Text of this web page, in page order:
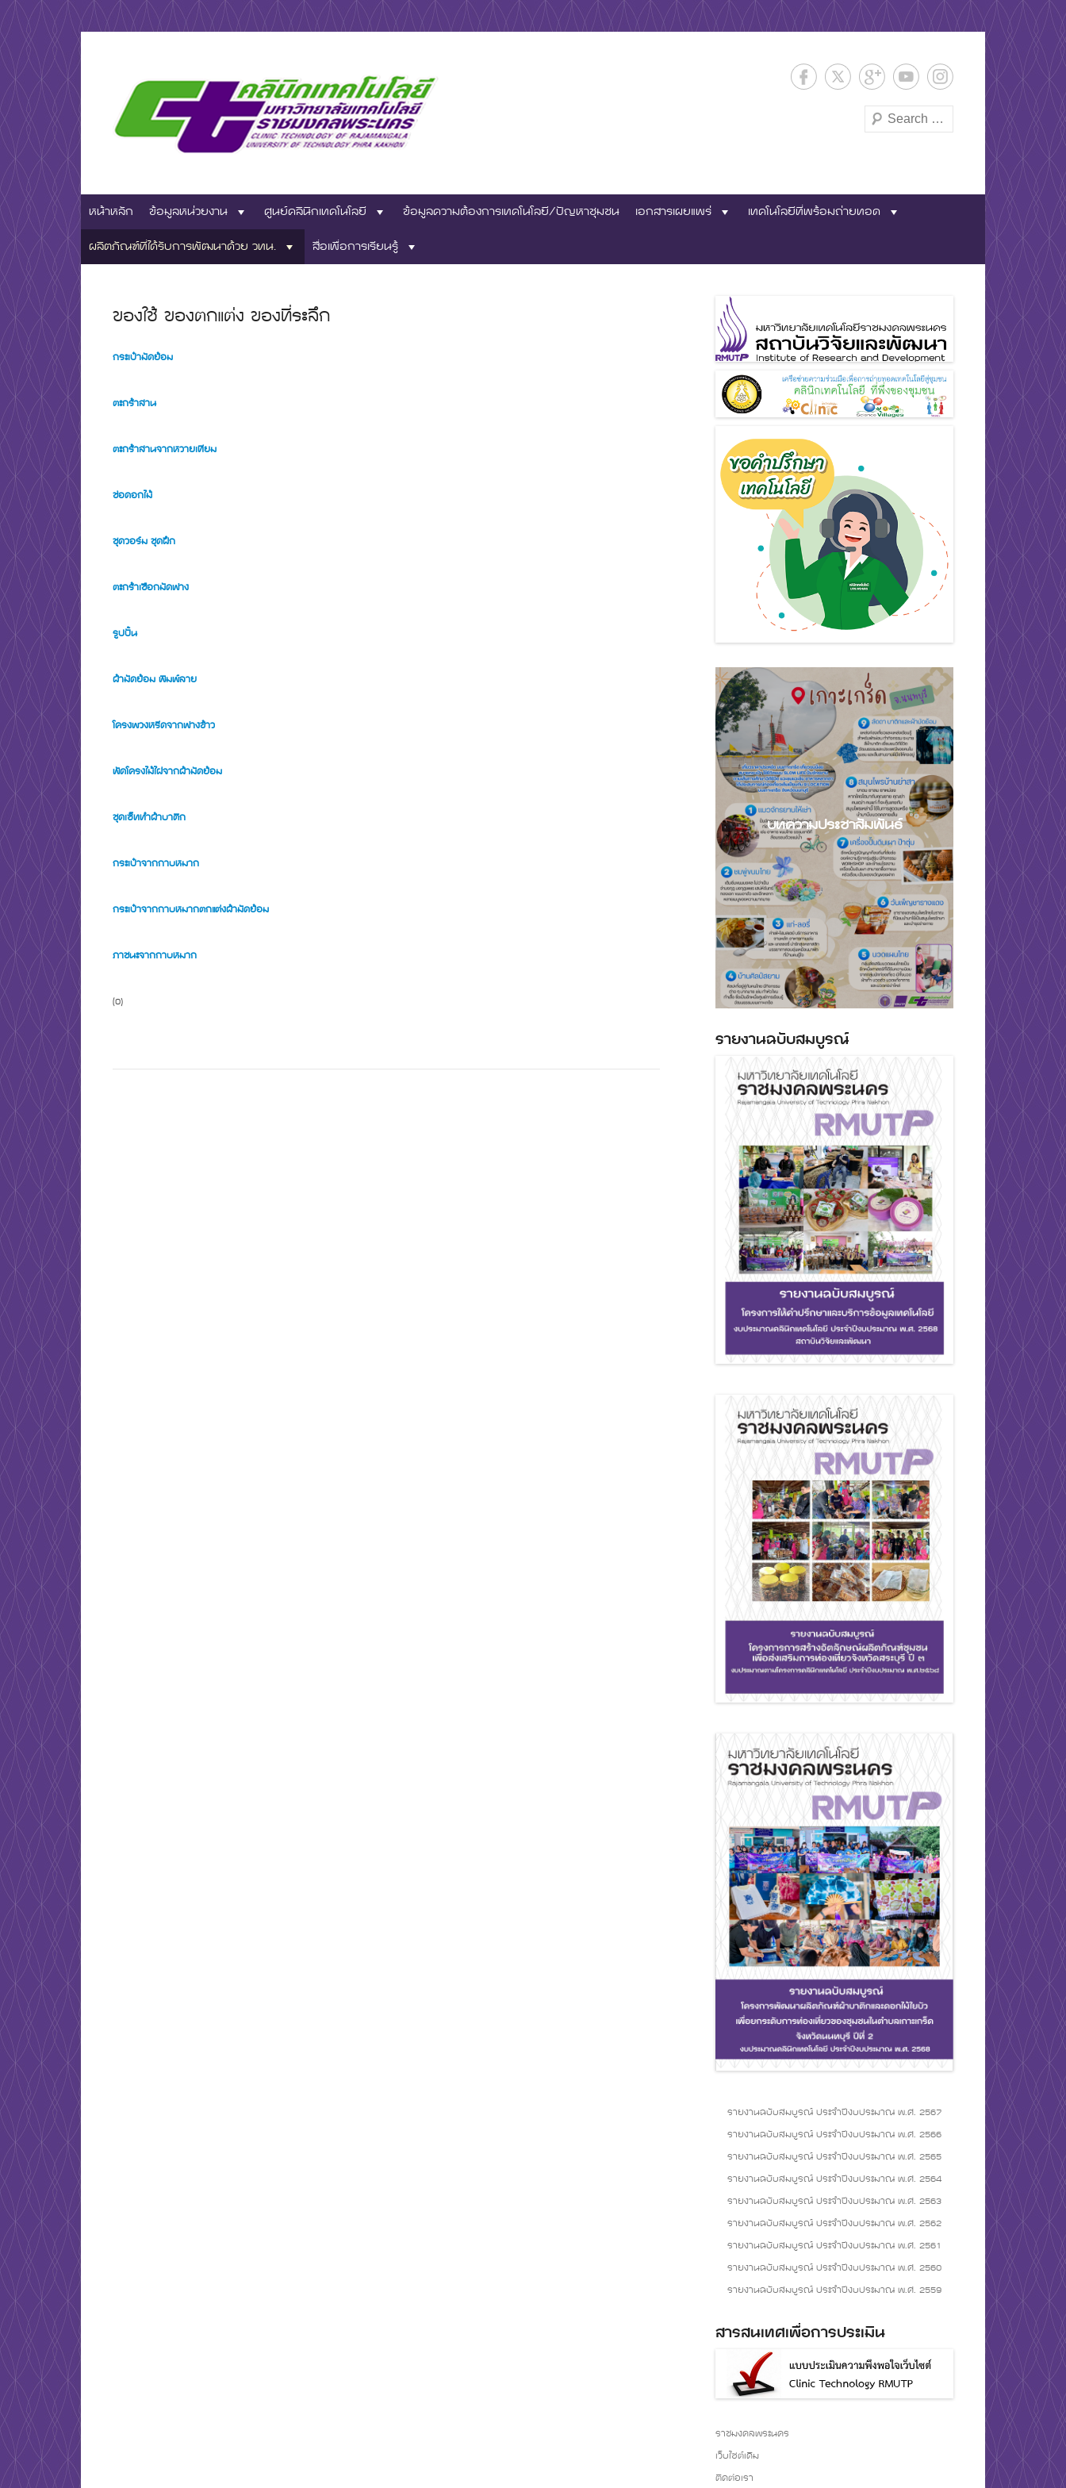
ศูนย์คลินิกเทคโนโลยีสถาบันวิจัยและพัฒนา
มหาวิทยาลัยเทคโนโลยีราชมงคลพระนคร
Search
หน้าหลัก ข้อมูลหน่วยงาน ศูนย์คลินิกเทคโนโลยี ข้อมูลความต้องการเทคโนโลยี/ปัญหาชุมชน เอกสารเผยแพร่
เทคโนโลยีที่พร้อมถ่ายทอด
ผลิตภัณฑ์ที่ได้รับการพัฒนาด้วย วทน.
สื่อเพื่อการเรียนรู้
ของใช้ ของตกแต่ง ของที่ระลึก
กระเป๋ามัดย้อม
ตะกร้าสาน
ตะกร้าสานจากหวายเทียม
ช่อดอกไม้
ชุดวอร์ม ชุดฝึก
ตะกร้าเชือกมัดฟาง
รูปปั้น
ผ้ามัดย้อม พิมพ์ลาย
โครงพวงหรีดจากฟางข้าว
พัดโครงไม้ไผ่จากผ้ามัดย้อม
ชุดเซ็ททำผ้าบาติก
กระเป๋าจากกาบหมาก
กระเป๋าจากกาบหมากตกแต่งผ้ามัดย้อม
ภาชนะจากกาบหมาก
(0)
บทความประชาสัมพันธ์
รายงานฉบับสมบูรณ์
รายงานฉบับสมบูรณ์ ประจำปีงบประมาณ พ.ศ. 2567
รายงานฉบับสมบูรณ์ ประจำปีงบประมาณ พ.ศ. 2566
รายงานฉบับสมบูรณ์ ประจำปีงบประมาณ พ.ศ. 2565
รายงานฉบับสมบูรณ์ ประจำปีงบประมาณ พ.ศ. 2564
รายงานฉบับสมบูรณ์ ประจำปีงบประมาณ พ.ศ. 2563
รายงานฉบับสมบูรณ์ ประจำปีงบประมาณ พ.ศ. 2562
รายงานฉบับสมบูรณ์ ประจำปีงบประมาณ พ.ศ. 2561
รายงานฉบับสมบูรณ์ ประจำปีงบประมาณ พ.ศ. 2560
รายงานฉบับสมบูรณ์ ประจำปีงบประมาณ พ.ศ. 2559
สารสนเทศเพื่อการประเมิน
ราชมงคลพระนคร
เว็บไซต์เดิม
ติดต่อเรา